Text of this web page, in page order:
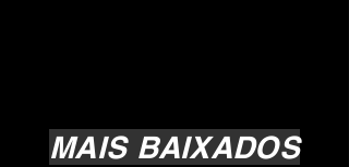
MAIS BAIXADOS